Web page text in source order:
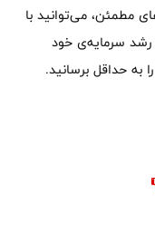
مطمئن، می‌توانید با
رشد سرمایه‌ی خود
به حداقل برسانید.